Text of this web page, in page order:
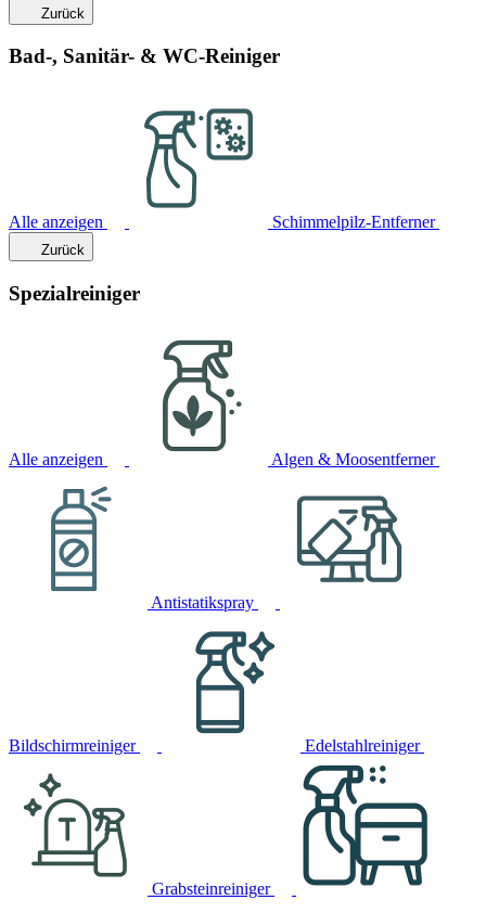
Zurück
Bad-, Sanitär- & WC-Reiniger
Alle anzeigen Schimmelpilz-Entferner
Zurück
Spezialreiniger
Alle anzeigen Algen & Moosentferner
Antistatikspray
Bildschirmreiniger Edelstahlreiniger
Grabsteinreiniger